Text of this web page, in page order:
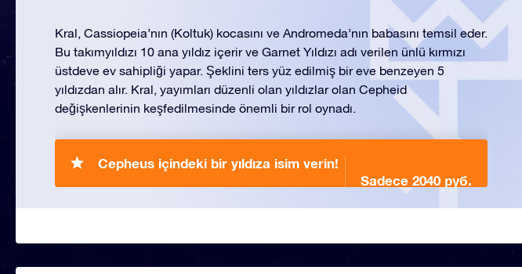
Kral, Cassiopeia’nın (Koltuk) kocasını ve Andromeda’nın babasını temsil eder.
Bu takımyıldızı 10 ana yıldız içerir ve Garnet Yıldızı adı verilen ünlü kırmızı
üstdeve ev sahipliği yapar. Şeklini ters yüz edilmiş bir eve benzeyen 5
yıldızdan alır. Kral, yayımları düzenli olan yıldızlar olan Cepheid
değişkenlerinin keşfedilmesinde önemli bir rol oynadı.
Cepheus içindeki bir yıldıza isim verin!
Sadece 2040 руб.